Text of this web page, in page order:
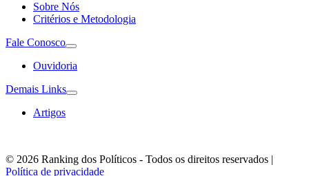
Sobre Nós
Critérios e Metodologia
Fale Conosco
Ouvidoria
Demais Links
Artigos
© 2026 Ranking dos Políticos - Todos os direitos reservados |
Política de privacidade